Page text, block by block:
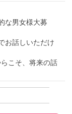
な男女様大募
お話しいただけ
こそ、将来の話